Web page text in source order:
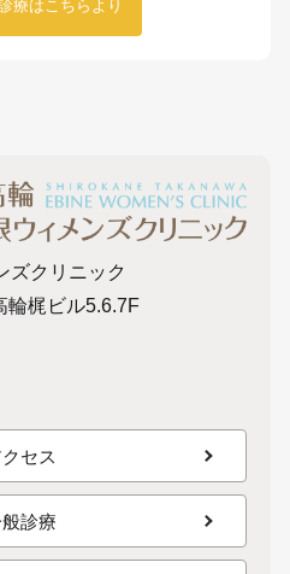
療はこちらより
ズクリニック
輪梶ビル5.6.7F
セス
診療